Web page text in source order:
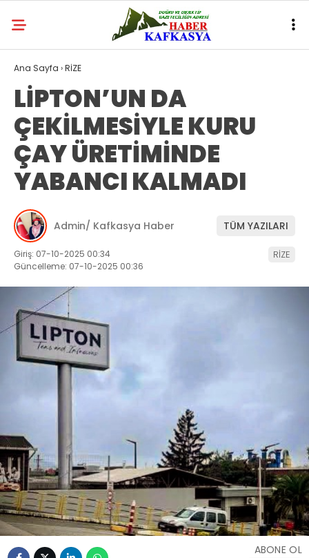
Ana Sayfa ›RİZE
LİPTON’UN DA
ÇEKİLMESİYLE KURU
ÇAY ÜRETİMİNDE
YABANCI KALMADI
Admin/ Kafkasya Haber TÜM YAZILARI
Giriş: 07-10-2025 00:34
Güncelleme: 07-10-2025 00:36
RİZE
ABONE OL